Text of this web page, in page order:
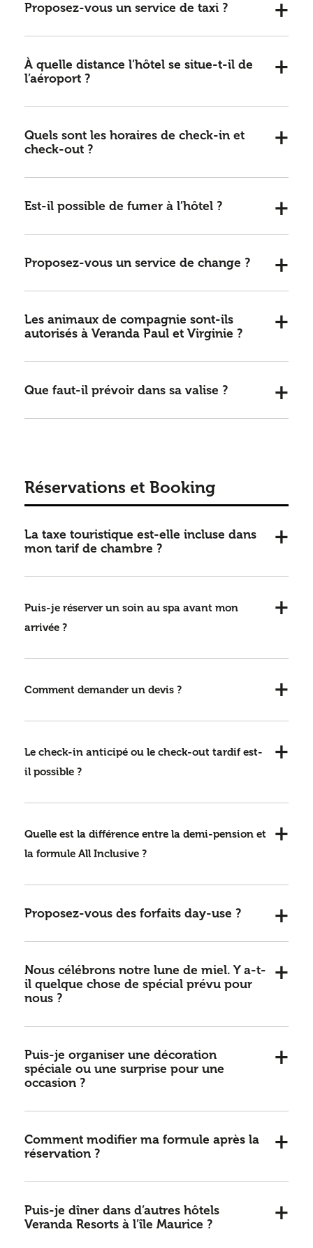
Proposez-vous un service de taxi ?
À quelle distance l’hôtel se situe-t-il de
l’aéroport ?
Quels sont les horaires de check-in et
check-out ?
Est-il possible de fumer à l’hôtel ?
Proposez-vous un service de change ?
Les animaux decompagnie sont-ils
autorisés à Veranda Paul et Virginie ?
Que faut-il prévoir dans sa valise ?
Réservations et Booking
La taxe touristique est-elle incluse dans
mon tarif de chambre ?
Puis-je réserver un soin au spa avant mon
arrivée ?
Comment demander un devis ?
Le check-in anticipé ou le check-out tardif est-
il possible ?
Quelle est la différence entre la demi-pension et
la formule All Inclusive ?
Proposez-vous des forfaits day-use ?
Nous célébrons notre lune de miel. Y a-t-
il quelque chose de spécial prévu pour
nous ?
Puis-je organiser une décoration
spéciale ou une surprise pour une
occasion ?
Comment modifier ma formule après la
réservation ?
Puis-je dîner dans d’autres hôtels
Veranda Resorts à l’île Maurice ?